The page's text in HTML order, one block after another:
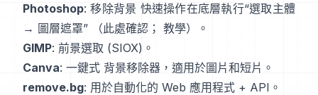
Photoshop:移除背景 快速操作在底層執行“選取主體
→ 圖層遮罩”
（此處確認 ； 教學）。
GIMP: 前景選取 (SIOX)。
Canva: 一鍵式 背景移除器 ，適用於圖片和短片。
remove.bg: 用於自動化的 Web 應用程式 + API 。